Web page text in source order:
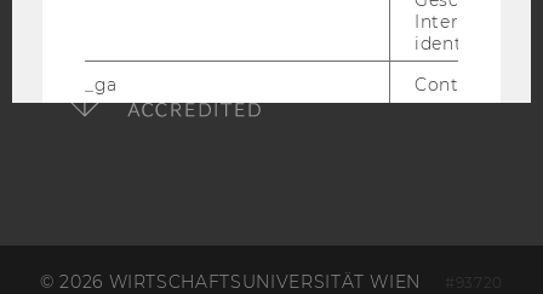
© 2026 WIRTSCHAFTSUNIVERSITÄT WIEN #93720
Interessen zu
identifizieren.
_ga
Contains a
generated
_gat_gtag
Certain data